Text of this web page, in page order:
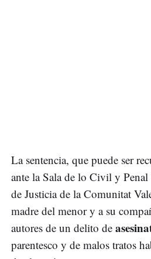
La sentencia, que puede ser
ante la Sala de lo Civil y
de Justicia de la Comunitat
madre del menor y a su
autores de un delito de
parentesco y de malos tratos